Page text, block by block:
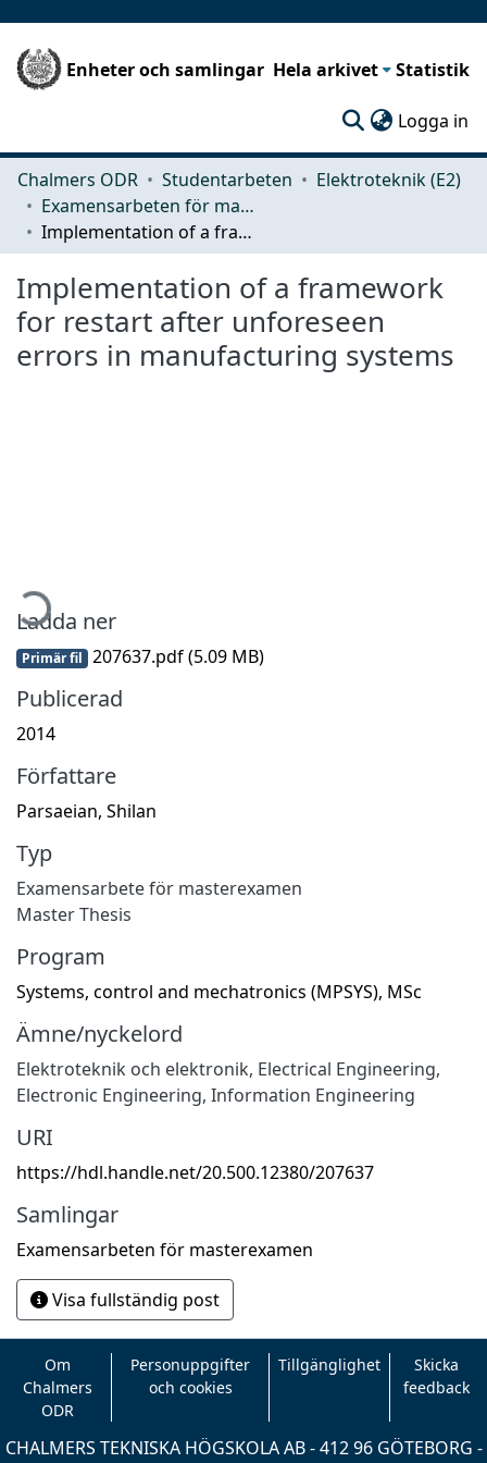
Enheter och samlingar Hela arkivet Statistik
Logga in
Chalmers ODR Studentarbeten
Elektroteknik (E2)
Examensarbeten för masterexamen
Implementation of a framework for restart after unforeseen errors in manufacturing systems
Implementation of a framework
for restart after unforeseen
errors in manufacturing systems
Ladda ner
Primär fil 207637.pdf(5.09 MB)
Publicerad
2014
Författare
Parsaeian, Shilan
Typ
Examensarbete för masterexamen
Master Thesis
Program
Systems, control and mechatronics (MPSYS), MSc
Ämne/nyckelord
Elektroteknik och elektronik, Electrical Engineering,
Electronic Engineering, Information Engineering
URI
https://hdl.handle.net/20.500.12380/207637
Samlingar
Examensarbeten för masterexamen
Visa fullständig post
Om
Chalmers
ODR
Personuppgifter
och cookies
Tillgänglighet
Skicka
feedback
CHALMERS TEKNISKA HÖGSKOLA AB - 412 96 GÖTEBORG -